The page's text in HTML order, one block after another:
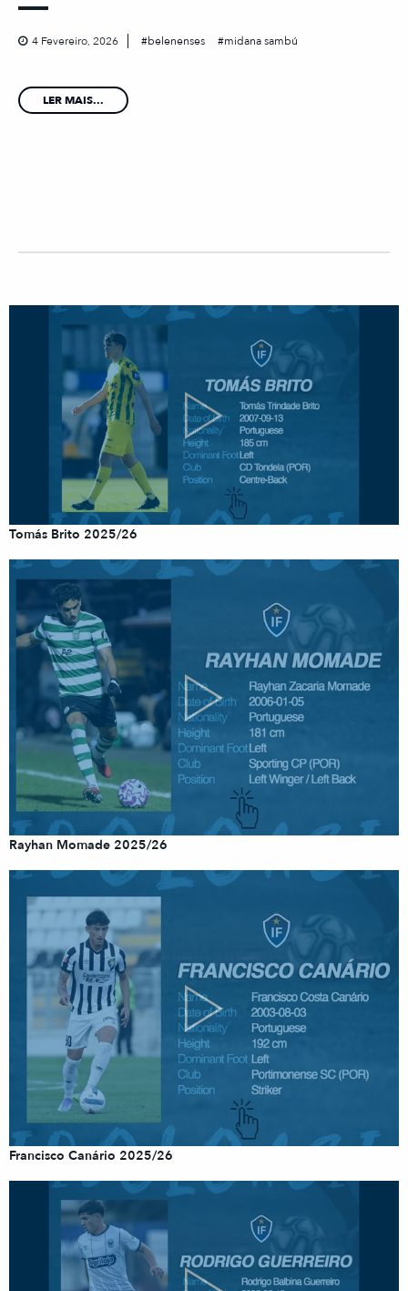
4 Fevereiro, 2026 belenenses midana sambú
LER MAIS...
Tomás Brito 2025/26
Rayhan Momade 2025/26
Francisco Canário 2025/26